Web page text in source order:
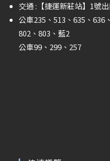
交通 : 【捷運新莊站】 1號
公車235、513、635、636
802、803、藍2
公車99、299、257